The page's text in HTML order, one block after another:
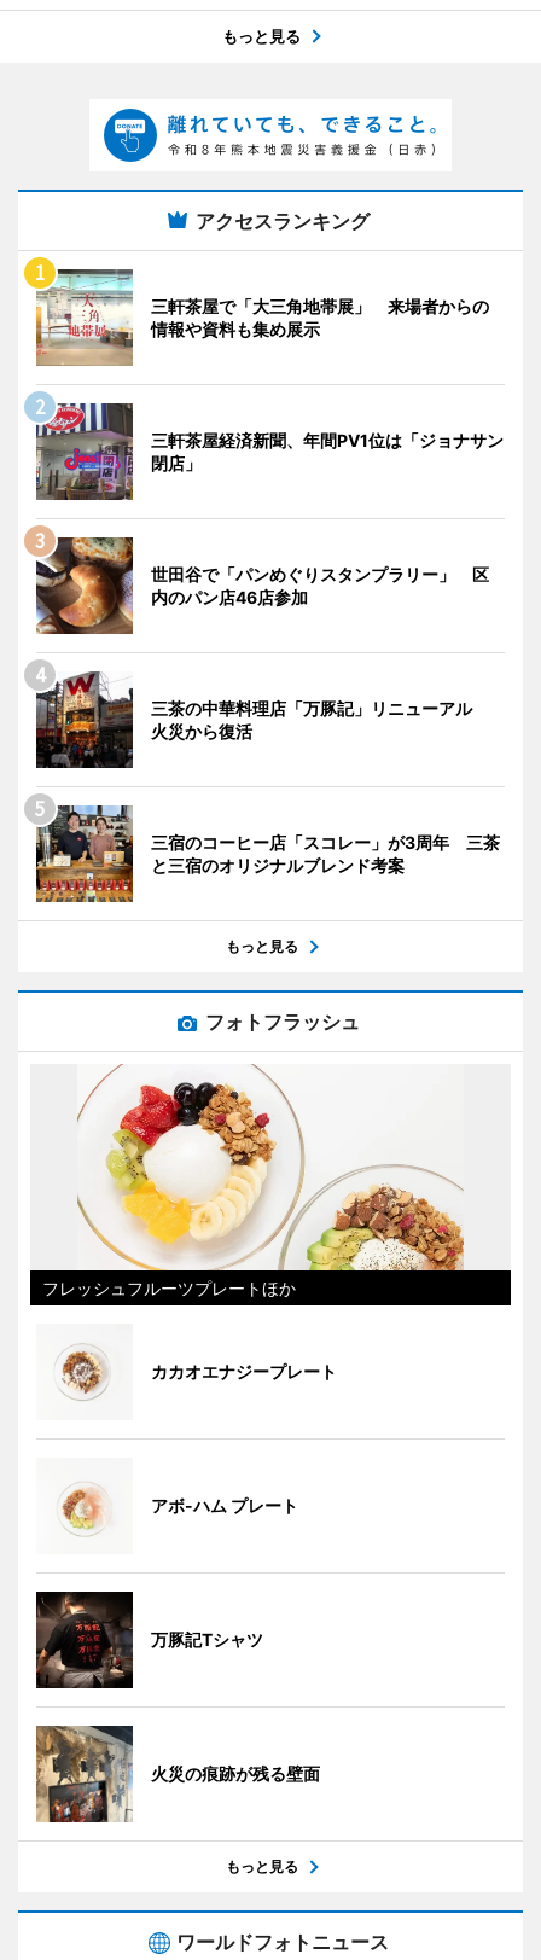
もっと見る
アクセスランキング
三軒茶屋で「大三角地帯展」 来場者からの
情報や資料も集め展示
三軒茶屋経済新聞、年間PV1位は「ジョナサン
閉店」
世田谷で「パンめぐりスタンプラリー」 区
内のパン店46店参加
三茶の中華料理店「万豚記」リニューアル
火災から復活
三宿のコーヒー店「スコレー」が3周年 三茶
と三宿のオリジナルブレンド考案
もっと見る
フォトフラッシュ
フレッシュフルーツプレートほか
カカオエナジープレート
アボ-ハム プレート
万豚記Tシャツ
火災の痕跡が残る壁面
もっと見る
ワールドフォトニュース